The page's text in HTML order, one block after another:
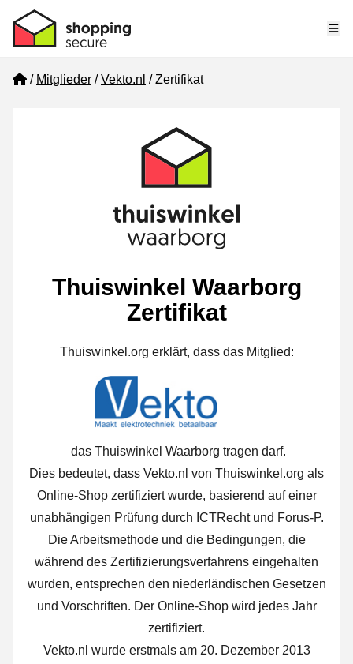
Home
Mitglieder Vekto.nl Zertifikat
Thuiswinkel Waarborg
Zertifikat
Thuiswinkel.org erklärt, dass das Mitglied:
das Thuiswinkel Waarborg tragen darf.
Dies bedeutet, dass Vekto.nl von Thuiswinkel.org als
Online-Shop zertifiziert wurde, basierend auf einer
unabhängigen Prüfung durch ICTRecht und Forus-P.
Die Arbeitsmethode und die Bedingungen, die
während des Zertifizierungsverfahrens eingehalten
wurden, entsprechen den niederländischen Gesetzen
und Vorschriften. Der Online-Shop wird jedes Jahr
zertifiziert.
Vekto.nl wurde erstmals am 20. Dezember 2013